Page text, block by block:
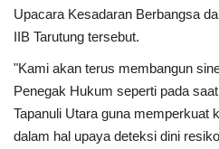
Gallery
Politik
Daerah
Upacara Kesadaran Berbangsa
IIB Tarutung tersebut.
"Kami akan terus membangun
Penegak Hukum seperti pada
Tapanuli Utara guna memperkuat
dalam hal upaya deteksi dini